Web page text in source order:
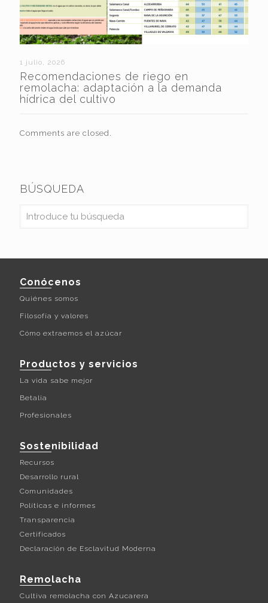
1 julio, 2026
Recomendaciones de riego en
remolacha: adaptación a la demanda
hídrica del cultivo
Comments are closed.
BÚSQUEDA
Conócenos
Quiénes somos
Filosofía y valores
Cómo extraemos el azúcar
Productos y servicios
La vida sabe mejor
Betalia
Profesionales
Sostenibilidad
Recursos
Desarrollo rural
Comunidades
Políticas e informes
Transparencia
Certificados
Declaración de Esclavitud Moderna
Remolacha
Cultiva remolacha con Azucarera